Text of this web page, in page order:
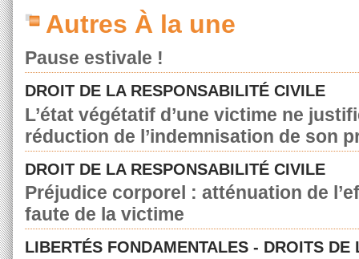
Autres À la une
Pause estivale !
DROIT DE LA RESPONSABILITÉ CIVILE
L’état végétatif d’une victime ne
réduction de l’indemnisation de son
DROIT DE LA RESPONSABILITÉ CIVILE
Préjudice corporel : atténuation de
faute de la victime
LIBERTÉS FONDAMENTALES - DROITS DE